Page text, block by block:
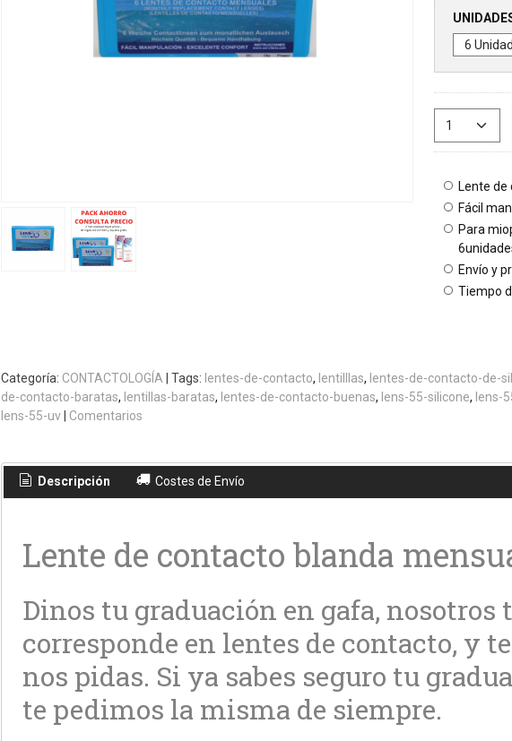
Lente de
Fácil
Para
Envío y
Tiempo
Categoría: CONTACTOLOGÍA Tags: lentes-de-contacto lentilllas lentes-de-contacto-de-
de-contacto-baratas
lentillas-baratas lentes-de-contacto-buenas lens-55-silicone lens-
lens-55-uv
Comentarios
Descripción Costes de Envío
Lente de contacto blanda
Dinos tu graduación en gafa, nosotros
corresponde en lentes de contacto, y
nos pidas. Si ya sabes seguro tu
te pedimos la misma de siempre.